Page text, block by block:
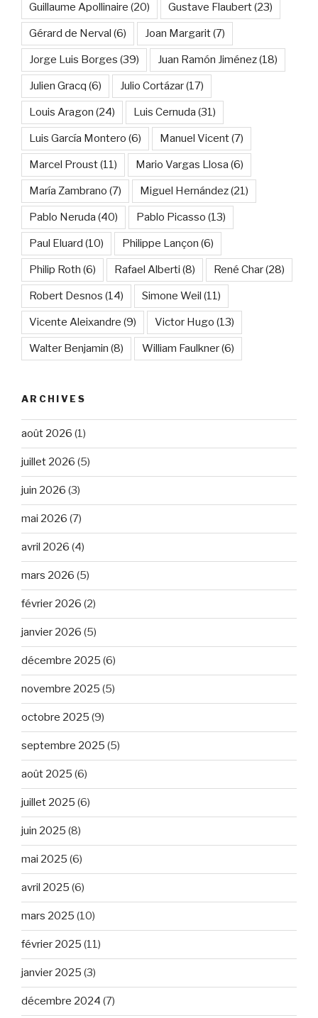
Guillaume Apollinaire (20) Gustave Flaubert(23)
Gérard de Nerval (6) Joan Margarit(7)
Jorge Luis Borges (39) Juan Ramón Jiménez(18)
Julien Gracq (6) Julio Cortázar(17)
Louis Aragon (24) Luis Cernuda (31)
Luis García Montero (6) Manuel Vicent(7)
Marcel Proust(11) Mario Vargas Llosa (6)
María Zambrano (7) Miguel Hernández(21)
Pablo Neruda (40) Pablo Picasso (13)
Paul Eluard (10) Philippe Lançon (6)
Philip Roth (6) Rafael Alberti (8) René Char(28)
Robert Desnos (14) Simone Weil (11)
Vicente Aleixandre (9) Victor Hugo (13)
Walter Benjamin (8) William Faulkner(6)
ARCHIVES
août 2026 (1)
juillet 2026 (5)
juin 2026 (3)
mai 2026 (7)
avril 2026 (4)
mars 2026 (5)
février 2026 (2)
janvier 2026 (5)
décembre 2025 (6)
novembre 2025 (5)
octobre 2025 (9)
septembre 2025 (5)
août 2025 (6)
juillet 2025 (6)
juin 2025 (8)
mai 2025 (6)
avril 2025 (6)
mars 2025 (10)
février 2025 (11)
janvier 2025 (3)
décembre 2024 (7)